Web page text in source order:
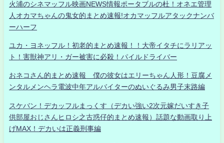
火浦のシネマッフル映画NEWS情報ポータブルの杜！オネエ管理
人オカマちゃんの鬼女的まとめ速報!オカマッフルアタックナンバ
ーハーフ
ユカ・ヨネッフル！初老的まとめ速報！！大帝イタチにラリアッ
ト！害獣神アリ・ガー被害に必殺！パイルドライバー
おネコさん的まとめ速報 僕の彼女はエリーちゃん人形！豆腐メ
ンタルメンヘラ電波中年アルバイターのぬいぐるみ男子末路編
スケバン！デカッフルまっくす（デカい強い2次元嫁だいすき子
供部屋おじさんヒロシ之古惑仔的まとめ速報）話題な動画取り上
げMAX！デカいは正義刑事編